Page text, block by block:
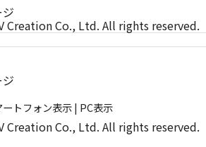
Creation Co., Ltd. All rights reserved.
ートフォン表示| PC表示
Creation Co., Ltd. All rights reserved.